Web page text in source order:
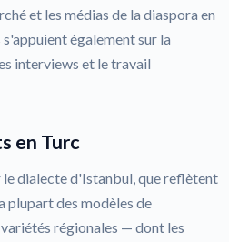
et les médias de la diaspora en
également sur la
interviews et le travail
en Turc
le dialecte d'Istanbul, que reflètent
plupart des modèles de
régionales — dont les